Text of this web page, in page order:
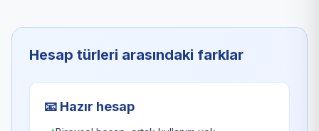
Hesap türleri arasındaki farklar
📧 Hazır hesap